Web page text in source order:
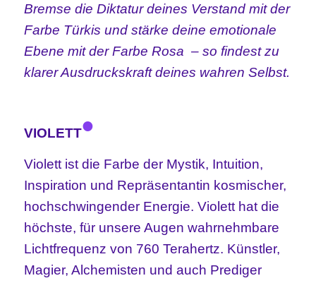
Bremse die Diktatur deines Verstand mit der
Farbe Türkis und stärke deine emotionale
Ebene mit der Farbe Rosa – so findest zu
klarer Ausdruckskraft deines wahren Selbst.
VIOLETT•
Violett ist die Farbe der Mystik, Intuition,
Inspiration und Repräsentantin kosmischer,
hochschwingender Energie. Violett hat die
höchste, für unsere Augen wahrnehmbare
Lichtfrequenz von 760 Terahertz. Künstler,
Magier, Alchemisten und auch Prediger